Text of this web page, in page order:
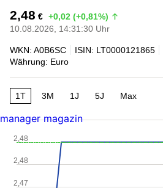
2,48 € +0,02 (+0,81%)
10.08.2026, 14:31:30 Uhr
WKN: A0B6SC ISIN: LT0000121865
Währung: Euro
1T 3M 1J 5J Max
2,47
2,48
2,48
manager magazin